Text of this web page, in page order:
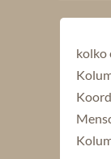
kolko